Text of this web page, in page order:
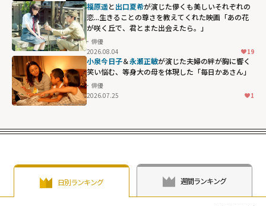
福原遥と出口夏希が演じた儚くも美しいそれぞれの
恋...生きることの尊さを教えてくれた映画「あの花
が咲く丘で、君とまた出会えたら。」
俳優
2026.08.04
19
小泉今日子＆永瀬正敏が演じた夫婦の絆が胸に響く――
笑い悩む、等身大の母を体現した「毎日かあさん」
俳優
2026.07.25
1
日別ランキング 週間ランキング